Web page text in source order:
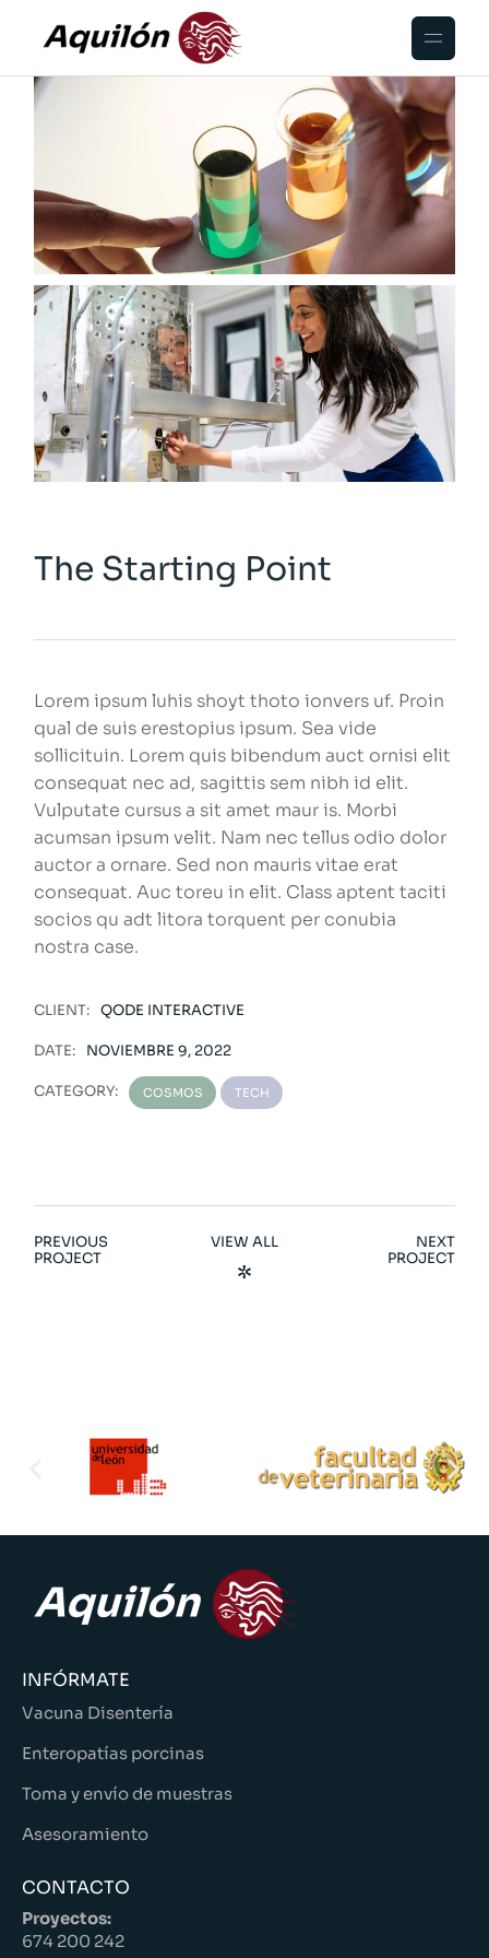
The Starting Point
Lorem ipsum luhis shoyt thoto ionvers uf. Proin
qual de suis erestopius ipsum. Sea vide
sollicituin. Lorem quis bibendum auct ornisi elit
consequat nec ad, sagittis sem nibh id elit.
Vulputate cursus a sit amet maur is. Morbi
acumsan ipsum velit. Nam nec tellus odio dolor
auctor a ornare. Sed non mauris vitae erat
consequat. Auc toreu in elit. Class aptent taciti
socios qu adt litora torquent per conubia
nostra case.
CLIENT: QODE INTERACTIVE
DATE: NOVIEMBRE 9, 2022
CATEGORY: COSMOS TECH
PREVIOUS
PROJECT
VIEW ALL
NEXT
PROJECT
INFÓRMATE
Vacuna Disentería
Enteropatías porcinas
Toma y envío de muestras
Asesoramiento
CONTACTO
Proyectos:
674 200 242